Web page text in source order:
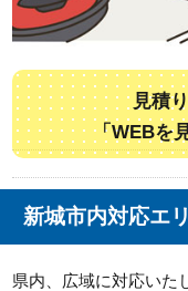
見積
「WEBを
新城市内対応エ
県内、広域に対応いた